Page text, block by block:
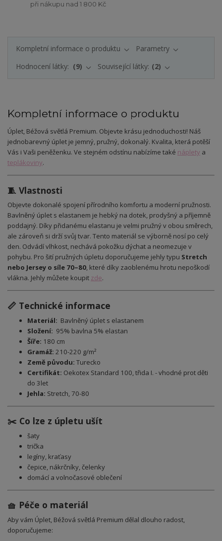
při nákupu nad 1 800 Kč
Kompletní informace o produktu
Parametry
Hodnocení látky:
9 Související látky: 2
Kompletní informace o produktu
Úplet, Béžová světlá Premium. Objevte krásu jednoduchosti! Náš
jednobarevný úplet je jemný, pružný, dokonalý. Kvalita, která potěší
Vás i Vaši peněženku. Ve stejném odstínu nabízíme také náplety a
teplákoviny.
🧵 Vlastnosti
Objevte dokonalé spojení přírodního komfortu a moderní pružnosti.
Bavlněný úplet s elastanem je hebký na dotek, prodyšný a příjemně
poddajný. Díky přidanému elastanu je velmi pružný v obou směrech,
ale zároveň si drží svůj tvar. Tento materiál se výborně nosí po celý
den. Odvádí vlhkost, nechává pokožku dýchat a neomezuje v
pohybu. Pro šití pružných úpletu doporučujeme jehly typu Stretch
nebo Jersey o síle 70–80, které díky zaoblenému hrotu nepoškodí
vlákna. Jehly můžete koupit zde.
📏 Technické informace
Materiál: Bavlněný úplet s elastanem
Složení: 95% bavlna 5% elastan
Šíře: 180 cm
Gramáž: 210-220 g/m²
Země původu: Turecko
Certifikát: Oekotex Standard 100, třida I. - vhodné prot děti
do 3let
Jehla: Stretch, 70-80
✂️ Co lze z úpletu ušít
šaty
trička
legíny, kraťasy
čepice, nákrčníky, čelenky
domácí a volnočasové oblečení
🧺 Péče o materiál
Aby vám Úplet, Béžová světlá Premium dělal dlouho radost,
doporučujeme: